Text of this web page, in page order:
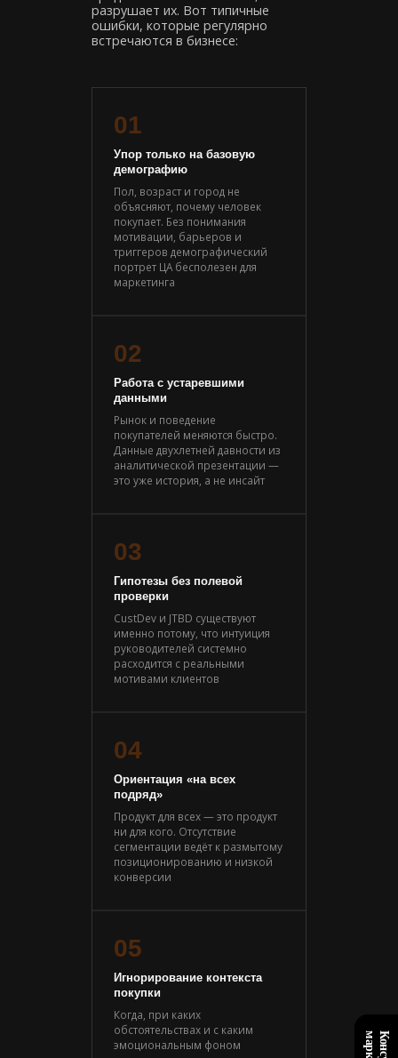
разрушает их. Вот типичные
ошибки, которые регулярно
встречаются в бизнесе:
01
Упор только на базовую
демографию
Пол, возраст и город не
объясняют, почему человек
покупает. Без понимания
мотивации, барьеров и
триггеров демографический
портрет ЦА бесполезен для
маркетинга
02
Работа с устаревшими
данными
Рынок и поведение
покупателей меняются быстро.
Данные двухлетней давности из
аналитической презентации —
это уже история, а не инсайт
03
Гипотезы без полевой
проверки
CustDev и JTBD существуют
именно потому, что интуиция
руководителей системно
расходится с реальными
мотивами клиентов
04
Ориентация «на всех
подряд»
Продукт для всех — это продукт
ни для кого. Отсутствие
сегментации ведёт к размытому
позиционированию и низкой
конверсии
05
Игнорирование контекста
покупки
Когда, при каких
обстоятельствах и с каким
эмоциональным фоном